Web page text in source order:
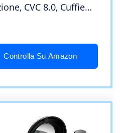
CVC 8.0, Cuffie
Touch Control, IPX7
Controlla Su Amazon